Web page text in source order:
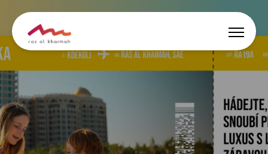
Nechte se inspirovat
Co dělat